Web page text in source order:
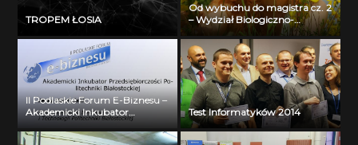
TROPEM ŁOSIA
Od wybuchu do magistra cz. 2
– Wydział Biologiczno-
Chemiczny Uniwersytetu w
Białymstoku
II Podlaskie Forum E-Biznesu –
Akademicki Inkubator
Przedsiębiorczości Politechniki
Białostockiej – Jerzy Muszyński
Test Informatyków 2014